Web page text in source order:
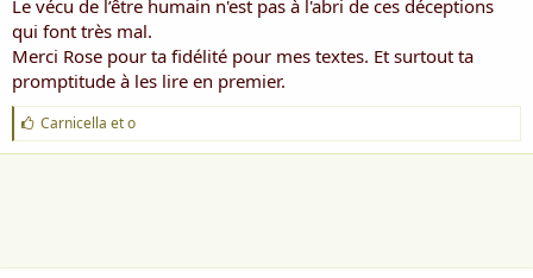
Rose ***
Le vécu de l’être humain n'est pas à l'abri de ces déceptions
qui font très mal.
Merci Rose pour ta fidélité pour mes textes. Et surtout ta
promptitude à les lire en premier.
J
'
a
Carnicella eto